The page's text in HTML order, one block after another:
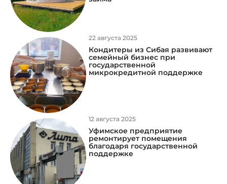
22 августа 2025
Кондитеры из Сибая развивают
семейный бизнес при
государственной
микрокредитной поддержке
12 августа 2025
Уфимское предприятие
ремонтирует помещения
благодаря государственной
поддержке